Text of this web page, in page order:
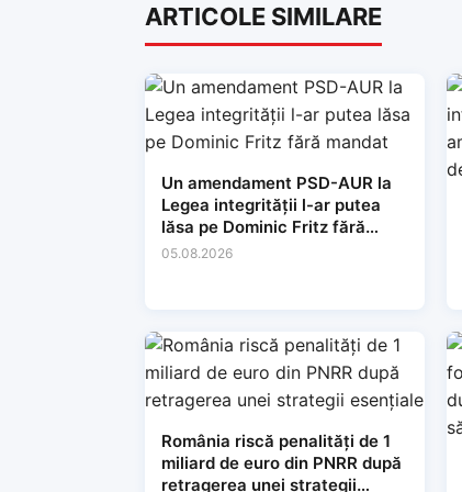
ARTICOLE SIMILARE
Un amendament PSD-AUR la
Legea integrității l-ar putea
lăsa pe Dominic Fritz fără
mandat
05.08.2026
România riscă penalități de 1
miliard de euro din PNRR după
retragerea unei strategii